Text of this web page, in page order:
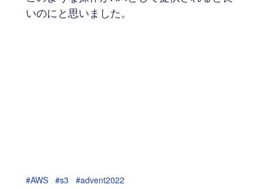
いのにと思いました。
#AWS #s3 #advent2022